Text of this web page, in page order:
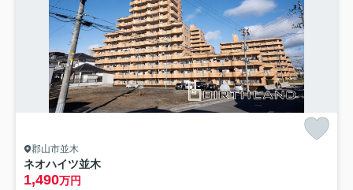
郡山市並木
ネオハイツ並木
1,490万円